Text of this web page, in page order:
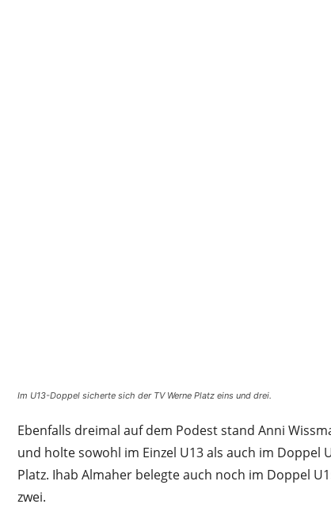
Im U13-Doppel sicherte sich der TV Werne Platz eins und drei.
Ebenfalls dreimal auf dem Podest stand Anni
und holte sowohl im Einzel U13 als auch im Doppel
Platz. Ihab Almaher belegte auch noch im Doppel
zwei.